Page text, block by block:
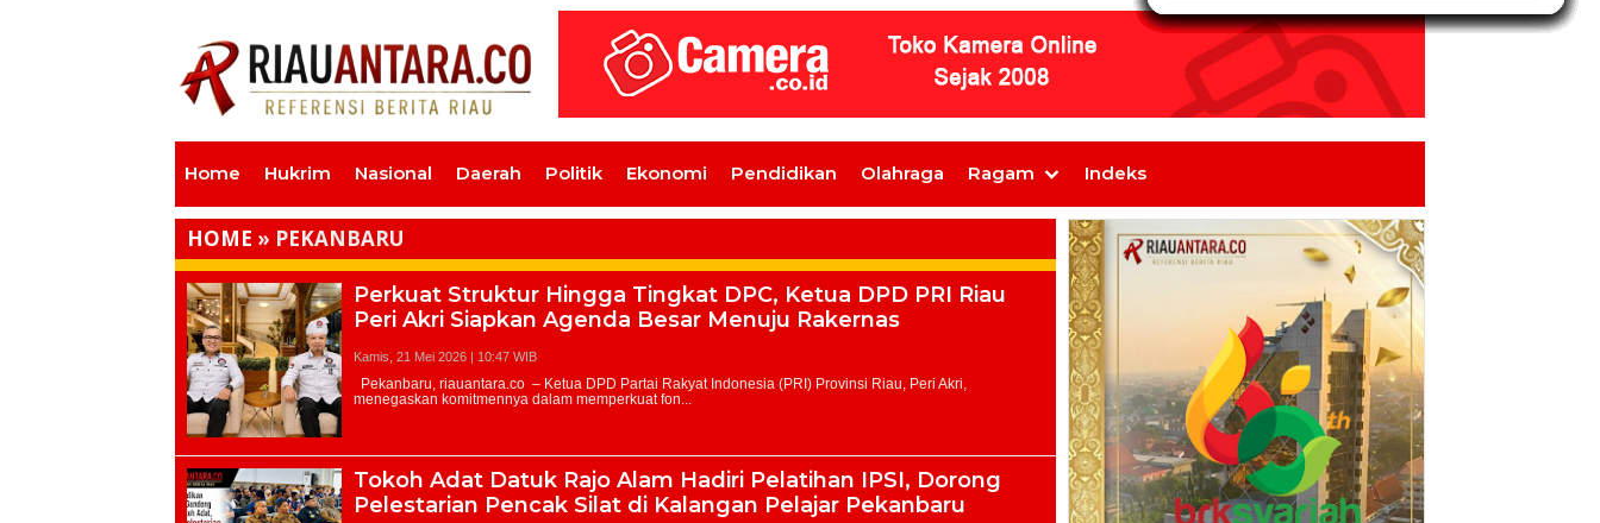
Home Hukrim Nasional Daerah Politik Ekonomi Pendidikan Olahraga Ragam Indeks
HOME » PEKANBARU
Perkuat Struktur Hingga Tingkat DPC, Ketua DPD PRI Riau
Peri Akri Siapkan Agenda Besar Menuju Rakernas
Kamis, 21 Mei 2026 | 10:47 WIB
Tokoh Adat Datuk Rajo Alam Hadiri Pelatihan IPSI, Dorong
Pelestarian Pencak Silat di Kalangan Pelajar Pekanbaru